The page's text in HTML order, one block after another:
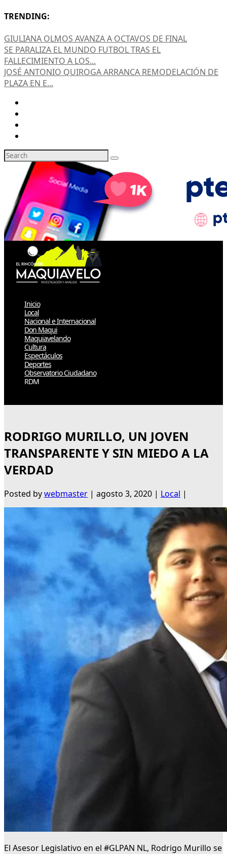
TRENDING:
GIULIANA OLMOS AVANZA A OCTAVOS DE FINAL
SE PARALIZA EL MUNDO FUTBOL TRAS EL
FALLECIMIENTO A LOS...
JOSÉ ANTONIO QUIROGA ARRANCA REMODELACIÓN DE
PLAZA EN E...
Inicio
Local
Nacional e Internacional
Don Maqui
Maquiavelando
Cultura
Espectáculos
Deportes
Observatorio Ciudadano
RDM
RODRIGO MURILLO, UN JOVEN
TRANSPARENTE Y SIN MIEDO A LA
VERDAD
Posted bywebmaster | agosto 3, 2020 | Local |
El Asesor Legislativo en el #GLPAN NL, Rodrigo Murillo se